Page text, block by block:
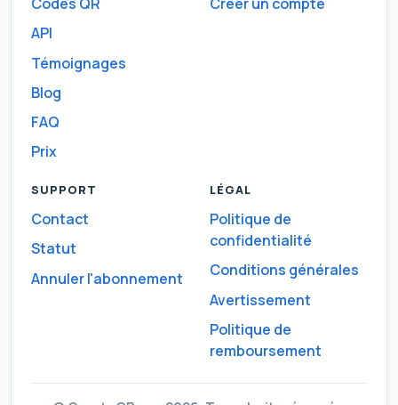
API
Témoignages
Blog
FAQ
Prix
SUPPORT
Contact
Statut
Annuler l'abonnement
LÉGAL
Politique de
confidentialité
Conditions générales
Avertissement
Politique de
remboursement